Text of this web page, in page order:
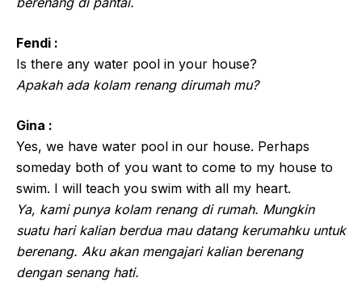
Fendi :
Is there any water pool in your house?
Apakah ada kolam renang dirumah mu?
Gina :
Yes, we have water pool in our house. Perhaps
someday both of you want to come to my house to
swim. I will teach you swim with all my heart.
Ya, kami punya kolam renang di rumah. Mungkin
suatu hari kalian berdua mau datang kerumahku untuk
berenang. Aku akan mengajari kalian berenang
dengan senang hati.